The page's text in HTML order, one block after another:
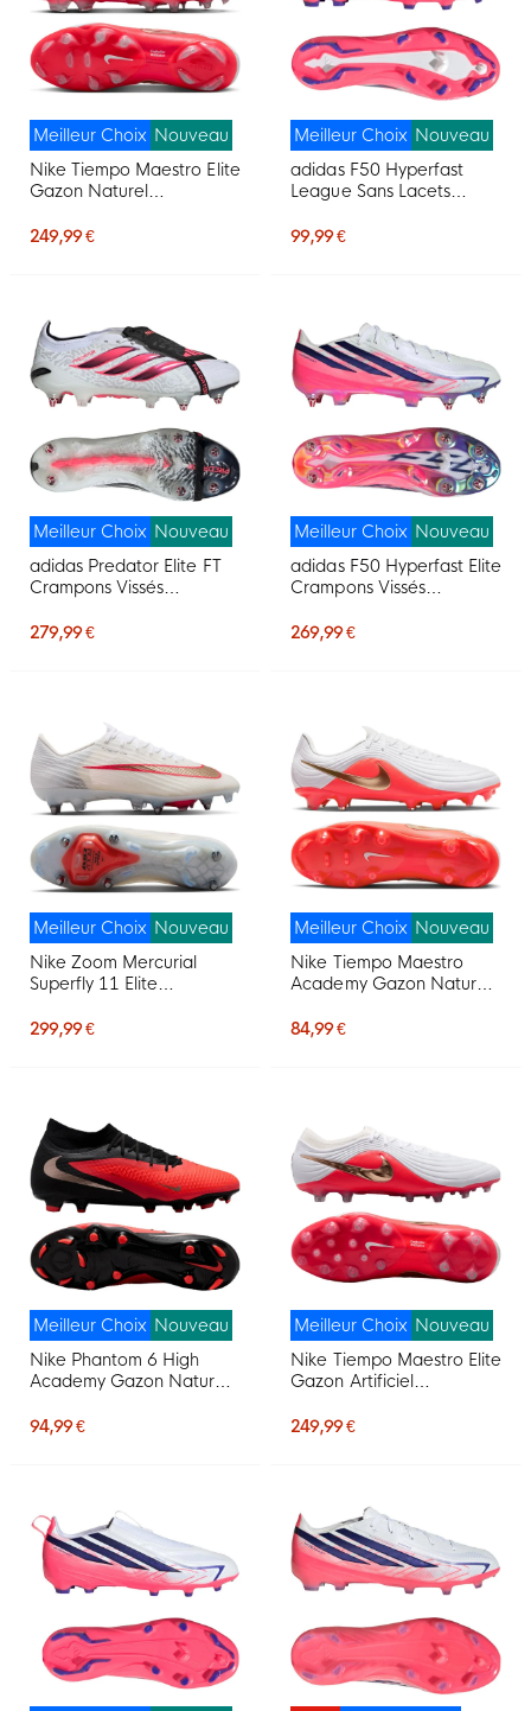
Meilleur Choix Nouveau
Nike Tiempo Maestro Elite
Gazon Naturel
Blanc Rouge Vif Doré
249,99 €
Meilleur Choix Nouveau
adidas F50 Hyperfast
League Sans Lacets
Chaussures de Foot (FG)
99,99 €
Meilleur Choix Nouveau
adidas Predator Elite FT
Crampons Vissés
Blanc Noir Rose
279,99 €
Meilleur Choix Nouveau
adidas F50 Hyperfast Elite
Crampons Vissés
Blanc Mauve Rose
269,99 €
Meilleur Choix Nouveau
Nike Zoom Mercurial
Superfly 11 Elite
Chaussures de Foot (SG)
299,99 €
Meilleur Choix Nouveau
Nike Tiempo Maestro
Academy Gazon Naturel
Foot (MG) Blanc Rouge
84,99 €
Meilleur Choix Nouveau
Nike Phantom 6 High
Academy Gazon Naturel
Foot (MG) Noir Rouge Vif
94,99 €
Meilleur Choix Nouveau
Nike Tiempo Maestro Elite
Gazon Artificiel
Blanc Rouge Vif Doré
249,99 €